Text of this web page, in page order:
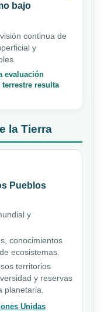
bajo
continua de
y
evaluación
resulta
la Tierra
Pueblos
y
conocimientos
ecosistemas.
territorios
y reservas
planetaria.
Unidas